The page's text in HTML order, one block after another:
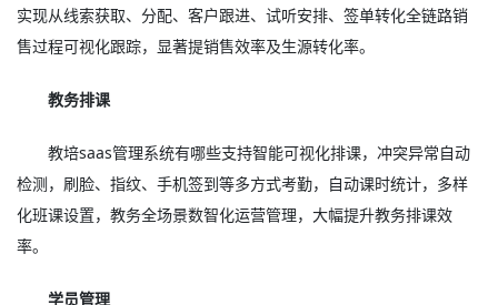
实现从线索获取、分配、客户跟进、试听安排、签单转化全链路销
售过程可视化跟踪，显著提销售效率及生源转化率。
教务排课
教培saas管理系统有哪些支持智能可视化排课，冲突异常自动
检测，刷脸、指纹、手机签到等多方式考勤，自动课时统计，多样
化班课设置，教务全场景数智化运营管理，大幅提升教务排课效
率。
学员管理